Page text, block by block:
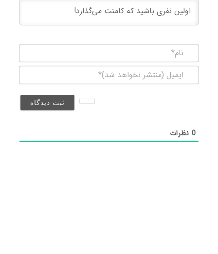
(منتشر
0نظرات